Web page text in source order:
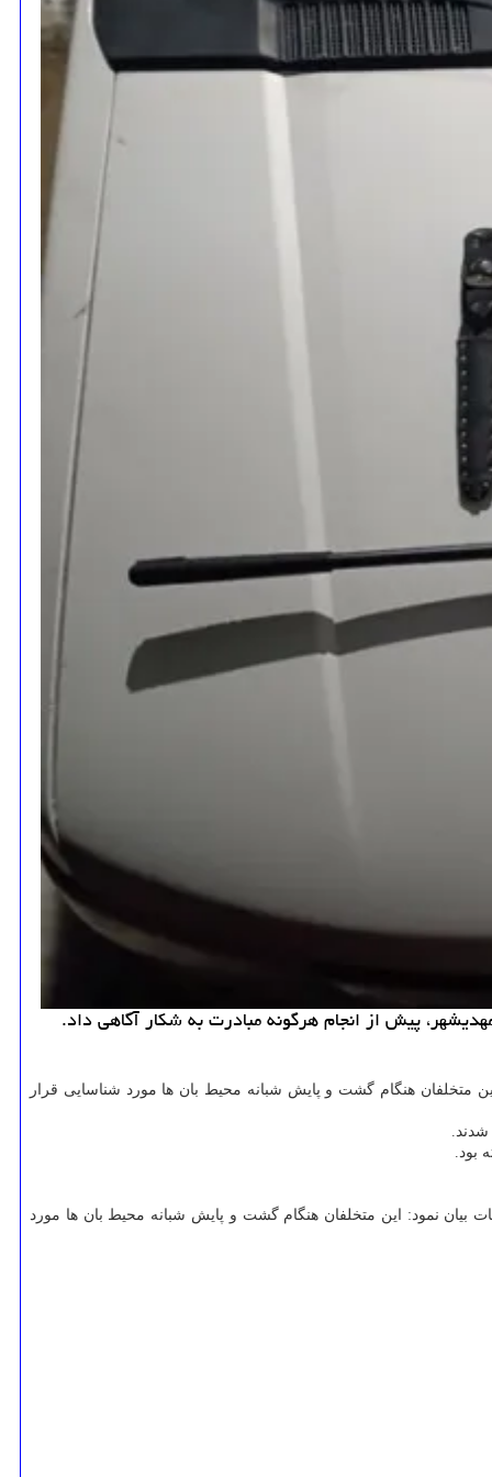
پیش از انجام هرگونه مبادرت به شکار آگاهی داد.
متخلفان هنگام گشت و پایش شبانه محیط بان ها مورد شناسایی قرار
شدند.
بیان نمود: این متخلفان هنگام گشت و پایش شبانه محیط بان ها مورد